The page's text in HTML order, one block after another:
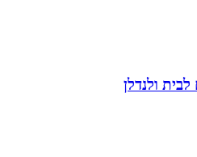
ולנדלן